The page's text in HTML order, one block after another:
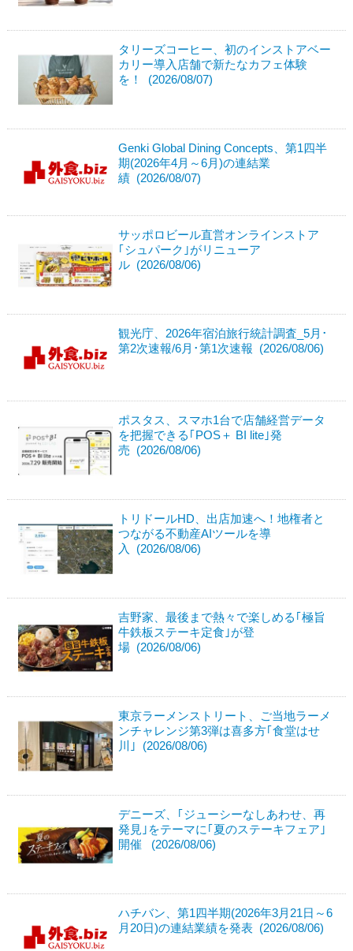
タリーズコーヒー、初のインストアベー
カリー導入店舗で新たなカフェ体験
を！ (2026/08/07)
Genki Global Dining Concepts、第1四半
期(2026年4月～6月)の連結業
績 (2026/08/07)
サッポロビール直営オンラインストア
｢シュパーク｣がリニューア
ル (2026/08/06)
観光庁、2026年宿泊旅行統計調査_5月･
第2次速報/6月･第1次速報 (2026/08/06)
ポスタス、スマホ1台で店舗経営データ
を把握できる｢POS＋ BI lite｣発
売 (2026/08/06)
トリドールHD、出店加速へ！地権者と
つながる不動産AIツールを導
入 (2026/08/06)
吉野家、最後まで熱々で楽しめる｢極旨
牛鉄板ステーキ定食｣が登
場 (2026/08/06)
東京ラーメンストリート、ご当地ラーメ
ンチャレンジ第3弾は喜多方｢食堂はせ
川｣ (2026/08/06)
デニーズ、｢ジューシーなしあわせ、再
発見｣をテーマに｢夏のステーキフェア｣
開催 (2026/08/06)
ハチバン、第1四半期(2026年3月21日～6
月20日)の連結業績を発表 (2026/08/06)